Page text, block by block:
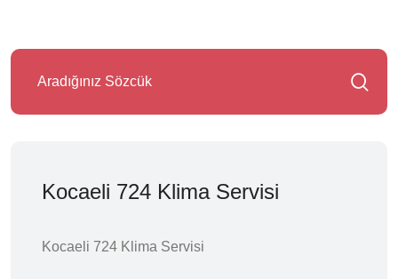
Kocaeli 724 Klima Servisi
Kocaeli 724 Klima Servisi